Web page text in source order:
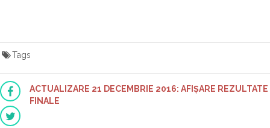
Tags
ACTUALIZARE 21 DECEMBRIE 2016: AFIȘARE REZULTATE
FINALE